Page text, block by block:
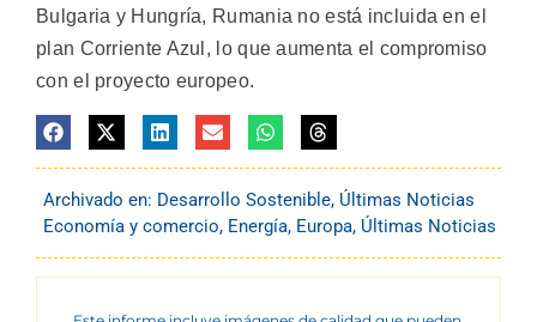
Bulgaria y Hungría, Rumania no está incluida en el
plan Corriente Azul, lo que aumenta el compromiso
con el proyecto europeo.
Archivado en: Desarrollo Sostenible, Últimas Noticias
Economía y comercio, Energía, Europa, Últimas Noticias